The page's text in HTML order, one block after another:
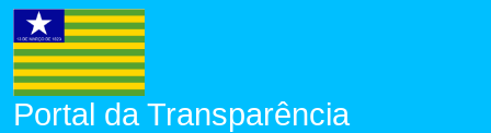
Portal da Transparência